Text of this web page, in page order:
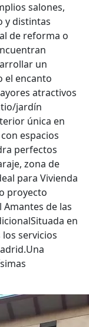
salones,
y distintas
de reforma o
un
el encanto
atractivos
jardín
única en
espacios
perfectos
zona de
para Vivienda
proyecto
de las
en
servicios